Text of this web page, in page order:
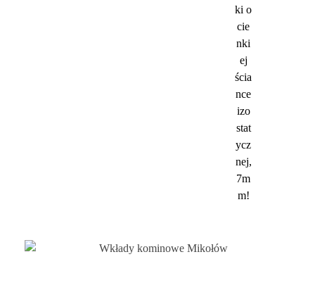
ki o
cie
nki
ej
ścia
nce
izo
stat
ycz
nej,
7m
m!